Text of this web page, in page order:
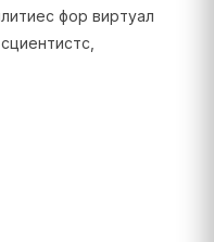
фор виртуал